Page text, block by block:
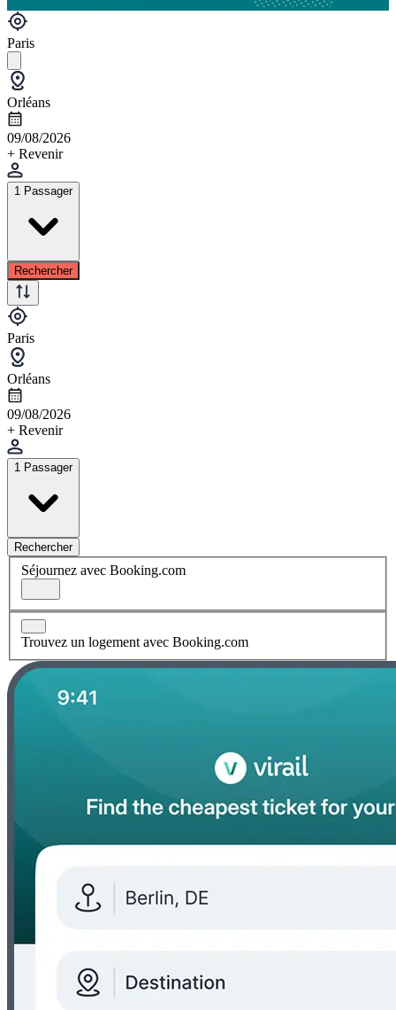
Paris
Orléans
09/08/2026
+ Revenir
1 Passager
Rechercher
Paris
Orléans
09/08/2026
+ Revenir
1 Passager
Rechercher
Séjournez avec Booking.com
Trouvez un logement avec Booking.com